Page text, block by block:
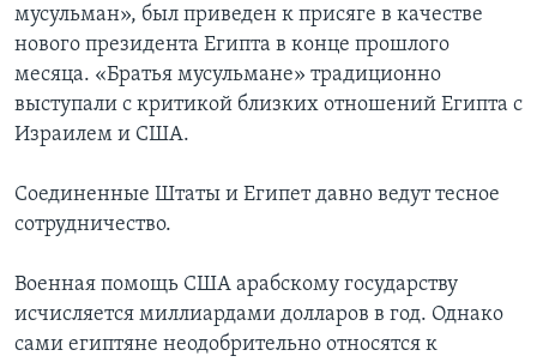
мусульман», был приведен к присяге в качестве
нового президента Египта в конце прошлого
месяца. «Братья мусульмане» традиционно
выступали с критикой близких отношений Египта с
Израилем и США.
Соединенные Штаты и Египет давно ведут тесное
сотрудничество.
Военная помощь США арабскому государству
исчисляется миллиардами долларов в год. Однако
сами египтяне неодобрительно относятся к